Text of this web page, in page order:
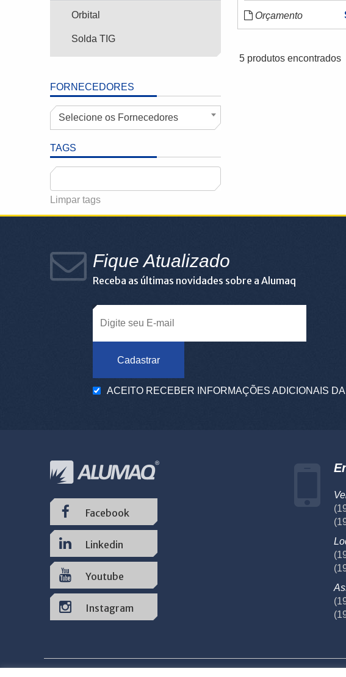
Orbital
Solda TIG
FORNECEDORES
Selecione os Fornecedores
TAGS
Limpar tags
Orçamento
5 produtos encontrados
Fique Atualizado
Receba as últimas novidades sobre a Alumaq
Cadastrar
ACEITO RECEBER INFORMAÇÕES ADICIONAIS
Facebook
Linkedin
Youtube
Instagram